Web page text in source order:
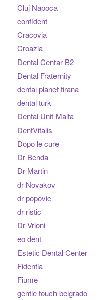
Cluj Napoca
confident
Cracovia
Croazia
Dental Centar B2
Dental Fraternity
dental planet tirana
dental turk
Dental Unit Malta
DentVitalis
Dopo le cure
Dr Benda
Dr Martin
dr Novakov
dr popovic
dr ristic
Dr Vrioni
eo dent
Estetic Dental Center
Fidentia
Fiume
gentle touch belgrado